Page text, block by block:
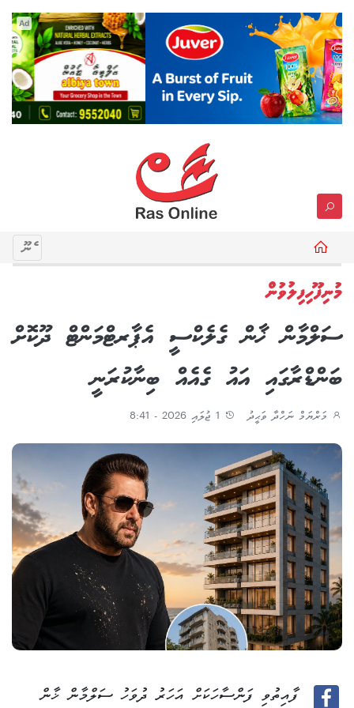
Ad
މެނޫ
މުނިފޫހިފިލުވުން
ސަލްމާން ޚާން ގެލެކްސީ އެޕާރޓްމަންޓް ދޫކޮށް
ބަންޑްރާގައި އައު ގެއެއް ބިނާކުރަނީ
މަރްޔަމް ނަހްދާ ވަޙީދު
ފާއިތުވި ފަންސާހަކަށް އަހަރު ދުވަހު ސަލްމާން ޚާން